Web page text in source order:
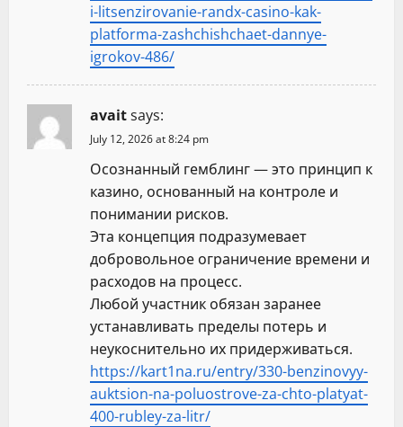
i-litsenzirovanie-randx-casino-kak-
platforma-zashchishchaet-dannye-
igrokov-486/
avaitsays:
July 12, 2026 at 8:24 pm
Осознанный гемблинг — это принцип к
казино, основанный на контроле и
понимании рисков.
Эта концепция подразумевает
добровольное ограничение времени и
расходов на процесс.
Любой участник обязан заранее
устанавливать пределы потерь и
неукоснительно их придерживаться.
https://kart1na.ru/entry/330-benzinovyy-
auktsion-na-poluostrove-za-chto-platyat-
400-rubley-za-litr/